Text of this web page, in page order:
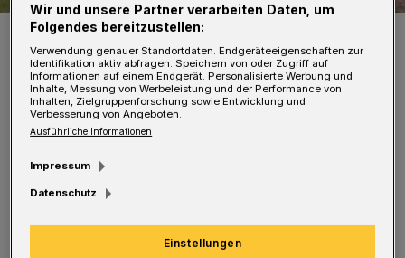
Der perfekte Heber zur WSV-Führung!
Foto: Jochen Classen
Von Julian Schumacher und Jörn Koldehoff
D
Trainers Stefan Vollmerhausen brillierte
Wir und unsere Partner verarbeiten Daten, um
Folgendes bereitzustellen:
Verwendung genauer Standortdaten. Endgeräteeigenschaften zur
Identifikation aktiv abfragen. Speichern von oder Zugriff auf
Informationen auf einem Endgerät. Personalisierte Werbung und
Inhalte, Messung von Werbeleistung und der Performance von
Inhalten, Zielgruppenforschung sowie Entwicklung und
Verbesserung von Angeboten.
Ausführliche Informationen
Impressum
Datenschutz
Einstellungen